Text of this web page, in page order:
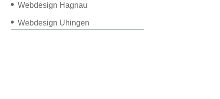
Webdesign Hagnau
Webdesign Uhingen